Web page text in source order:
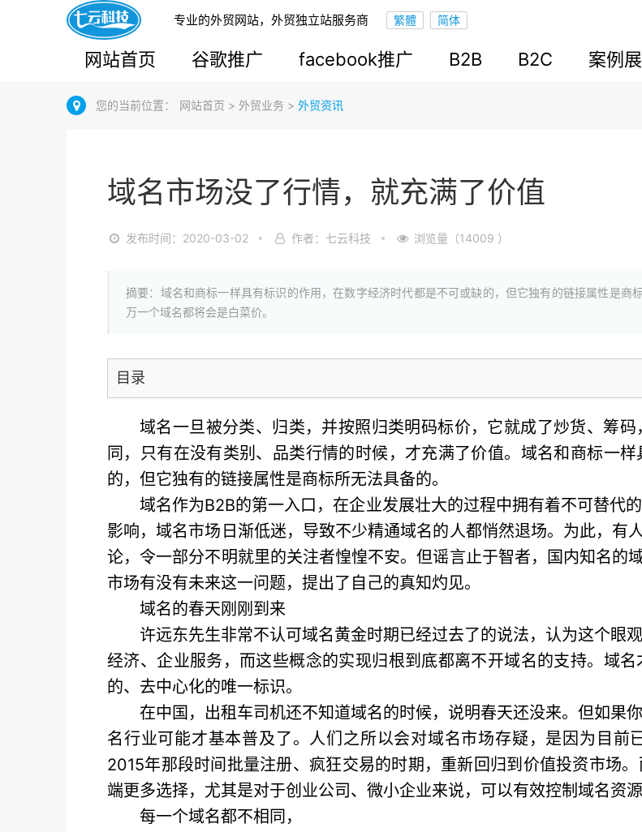
专业的外贸网站，外贸独立站服务商
网站首页 谷歌推广 facebook推广 B2B B2C 案例
您的当前位置： 网站首页 > 外贸业务 > 外贸资讯
域名市场没了行情，就充满了价值
发布时间：2020-03-02 作者：七云科技 浏览量（14009 ）
摘要：域名和商标一样具有标识的作用，在数字经济时代都是不可或缺的，但它独有的链接属性是
万一个域名都将会是白菜价。
目录
域名一旦被分类、归类，并按照归类明码标价，它就成了炒货、筹
同，只有在没有类别、品类行情的时候，才充满了价值。域名和商标一
的，但它独有的链接属性是商标所无法具备的。
域名作为B2B的第一入口，在企业发展壮大的过程中拥有着不可替代
影响，域名市场日渐低迷，导致不少精通域名的人都悄然退场。为此，有
论，令一部分不明就里的关注者惶惶不安。但谣言止于智者，国内知名的
市场有没有未来这一问题，提出了自己的真知灼见。
域名的春天刚刚到来
许远东先生非常不认可域名黄金时期已经过去了的说法，认为这个眼
经济、企业服务，而这些概念的实现归根到底都离不开域名的支持。域
的、去中心化的唯一标识。
在中国，出租车司机还不知道域名的时候，说明春天还没来。但如果
名行业可能才基本普及了。人们之所以会对域名市场存疑，是因为目前
2015年那段时间批量注册、疯狂交易的时期，重新回归到价值投资市场
端更多选择，尤其是对于创业公司、微小企业来说，可以有效控制域名资源
每一个域名都不相同，